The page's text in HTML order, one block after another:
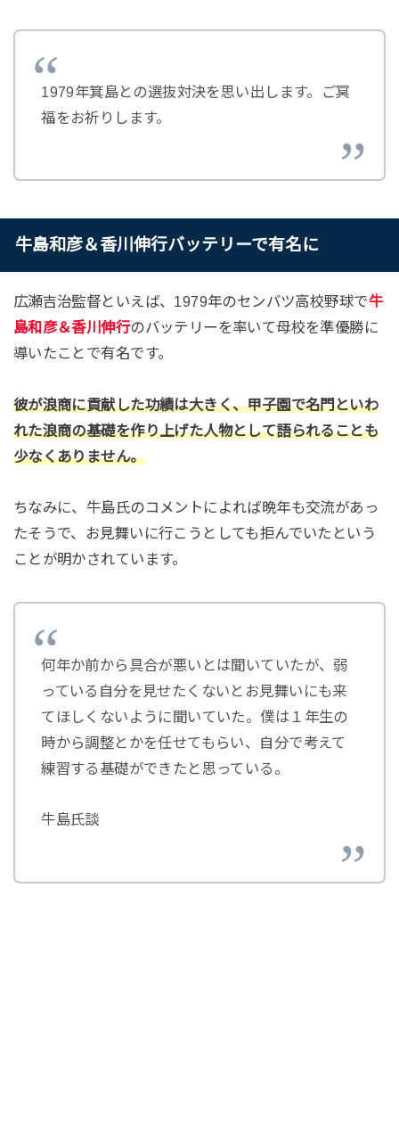
1979年箕島との選抜対決を思い出します。ご冥
福をお祈りします。
牛島和彦＆香川伸行バッテリーで有名に
広瀬吉治監督といえば、1979年のセンバツ高校野球で牛
島和彦＆香川伸行のバッテリーを率いて母校を準優勝に
導いたことで有名です。
彼が浪商に貢献した功績は大きく、甲子園で名門といわ
れた浪商の基礎を作り上げた人物として語られることも
少なくありません。
ちなみに、牛島氏のコメントによれば晩年も交流があっ
たそうで、お見舞いに行こうとしても拒んでいたという
ことが明かされています。
何年か前から具合が悪いとは聞いていたが、弱
っている自分を見せたくないとお見舞いにも来
てほしくないように聞いていた。僕は１年生の
時から調整とかを任せてもらい、自分で考えて
練習する基礎ができたと思っている。
牛島氏談